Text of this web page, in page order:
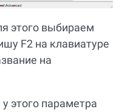
этого выбираем
F2 на клавиатуре
на
этого параметра